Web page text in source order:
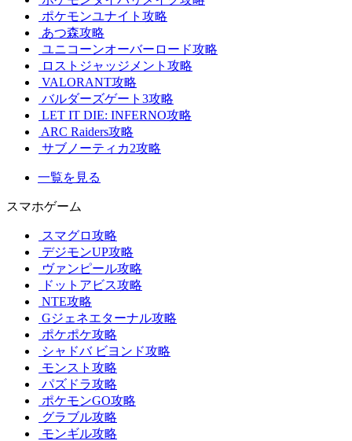
ポケモンユナイト攻略
あつ森攻略
ユニコーンオーバーロード攻略
ロストジャッジメント攻略
VALORANT攻略
バルダーズゲート3攻略
LET IT DIE: INFERNO攻略
ARC Raiders攻略
サブノーティカ2攻略
一覧を見る
スマホゲーム
スマグロ攻略
デジモンUP攻略
ヴァンピール攻略
ドットアビス攻略
NTE攻略
Gジェネエターナル攻略
ポケポケ攻略
シャドバ ビヨンド攻略
モンスト攻略
パズドラ攻略
ポケモンGO攻略
グラブル攻略
モンギル攻略